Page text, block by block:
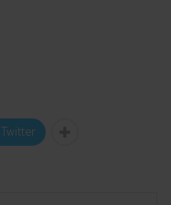
Twitter